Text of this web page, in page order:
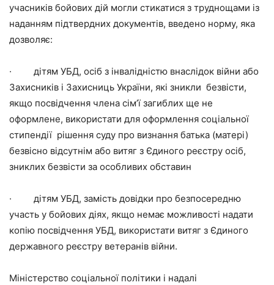
учасників бойових дій могли стикатися з труднощами із
наданням підтвердних документів, введено норму, яка
дозволяє:
· дітям УБД, осіб з інвалідністю внаслідок війни або
Захисників і Захисниць України, які зникли безвісти,
якщо посвідчення члена сім’ї загиблих ще не
оформлене, використати для оформлення соціальної
стипендії рішення суду про визнання батька (матері)
безвісно відсутнім або витяг з Єдиного реєстру осіб,
зниклих безвісти за особливих обставин
· дітям УБД, замість довідки про безпосередню
участь у бойових діях, якщо немає можливості надати
копію посвідчення УБД, використати витяг з Єдиного
державного реєстру ветеранів війни.
Міністерство соціальної політики і надалі